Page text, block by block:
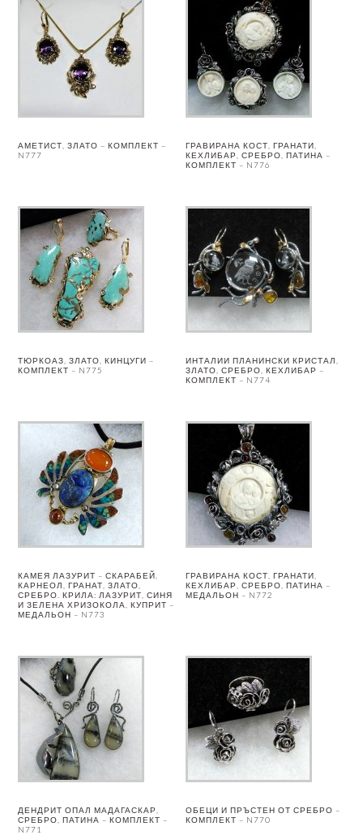
АМЕТИСТ, ЗЛАТО – КОМПЛЕКТ –
N777
ГРАВИРАНА КОСТ, ГРАНАТИ,
КЕХЛИБАР, СРЕБРО, ПАТИНА –
КОМПЛЕКТ – N776
ТЮРКОАЗ, ЗЛАТО, КИНЦУГИ –
КОМПЛЕКТ – N775
ИНТАЛИИ ПЛАНИНСКИ КРИСТАЛ,
ЗЛАТО, СРЕБРО, КЕХЛИБАР –
КОМПЛЕКТ – N774
КАМЕЯ ЛАЗУРИТ – СКАРАБЕЙ,
КАРНЕОЛ, ГРАНАТ, ЗЛАТО,
СРЕБРО. КРИЛА: ЛАЗУРИТ, СИНЯ
И ЗЕЛЕНА ХРИЗОКОЛА, КУПРИТ –
МЕДАЛЬОН – N773
ГРАВИРАНА КОСТ, ГРАНАТИ,
КЕХЛИБАР, СРЕБРО, ПАТИНА –
МЕДАЛЬОН – N772
ДЕНДРИТ ОПАЛ МАДАГАСКАР,
СРЕБРО, ПАТИНА – КОМПЛЕКТ –
N771
ОБЕЦИ И ПРЪСТЕН ОТ СРЕБРО –
КОМПЛЕКТ – N770